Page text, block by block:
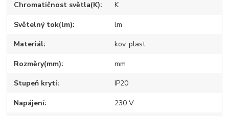
Chromatičnost světla(K) K
Světelný tok(lm) lm
Materiál kov, plast
Rozměry(mm) mm
Stupeň krytí IP20
Napájení 230 V